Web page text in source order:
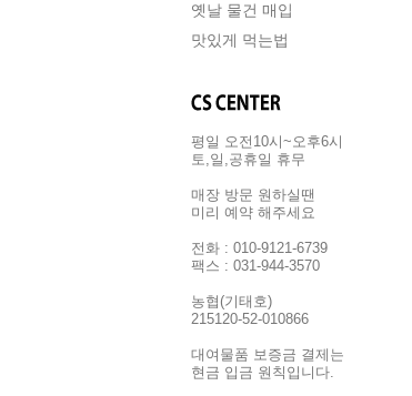
옛날 물건 매입
맛있게 먹는법
평일 오전10시~오후6시
토,일,공휴일 휴무
매장 방문 원하실땐
미리 예약 해주세요
전화 : 010-9121-6739
팩스 : 031-944-3570
농협(기태호)
215120-52-010866
대여물품 보증금 결제는
현금 입금 원칙입니다.